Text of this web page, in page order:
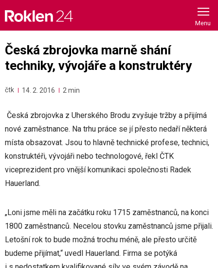
content
Česká zbrojovka marně shání
techniky, vývojáře a konstruktéry
čtk 14. 2. 2016 2 min
Česká zbrojovka z Uherského Brodu zvyšuje tržby a přijímá
nové zaměstnance. Na trhu práce se jí přesto nedaří některá
místa obsazovat. Jsou to hlavně technické profese, technici,
konstruktéři, vývojáři nebo technologové, řekl ČTK
viceprezident pro vnější komunikaci společnosti Radek
Hauerland.
„Loni jsme měli na začátku roku 1715 zaměstnanců, na konci
1800 zaměstnanců. Necelou stovku zaměstnanců jsme přijali.
Letošní rok to bude možná trochu méně, ale přesto určitě
budeme přijímat,“ uvedl Hauerland. Firma se potýká